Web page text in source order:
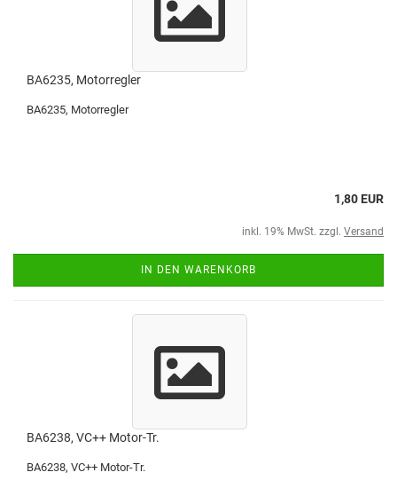
BA6235, Motorregler
BA6235, Motorregler
1,80 EUR
inkl. 19% MwSt. zzgl. Versand
IN DEN WARENKORB
BA6238, VC++ Motor-Tr.
BA6238, VC++ Motor-Tr.